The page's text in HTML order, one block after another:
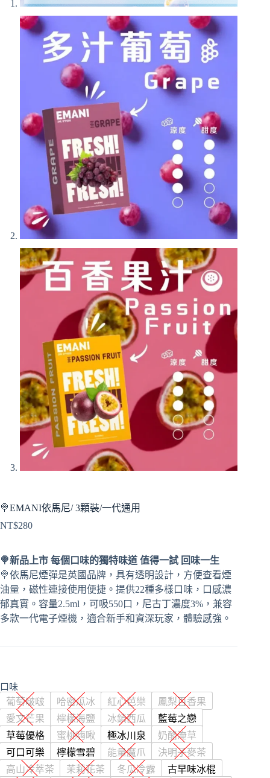
🍭EMANI依馬尼/ 3顆裝/一代通用
NT$280
🍭新品上市 每個口味的獨特味道 值得一試 回味一生
🍭依馬尼煙彈是英國品牌，具有透明設計，方便查看煙
油量，磁性連接使用便捷。提供22種多樣口味，口感濃
郁真實。容量2.5ml，可吸550口，尼古丁濃度3%，兼容
多款一代電子煙機，適合新手和資深玩家，體驗感強。
口味
葡萄啵啵 哈密瓜冰 紅心芭樂
鳳梨百香果
愛文芒果
檸檬海鹽 冰鎮西瓜
藍莓之戀
草莓優格
蜜桃嗨啾 極冰川泉
奶酪淹草
可口可樂
檸檬雪碧 能量魔爪
決明子麥茶
高山冷萃茶
茉莉花茶 冬瓜冷露 古早味冰棍